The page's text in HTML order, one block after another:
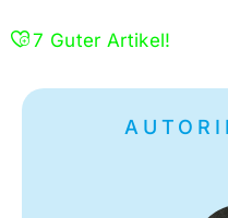
7 Guter Artikel!